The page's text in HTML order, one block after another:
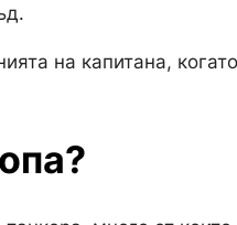
на капитана,